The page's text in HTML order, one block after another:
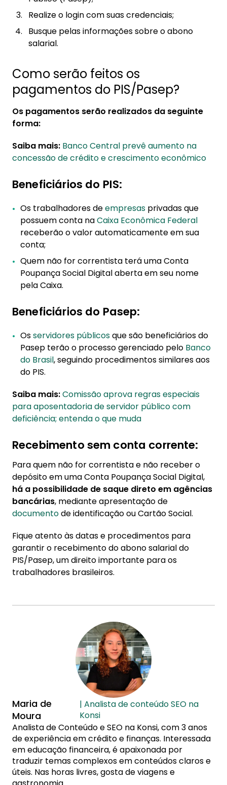
Realize o login com suas credenciais;
Busque pelas informações sobre o abono
salarial.
Como serão feitos os
pagamentos do PIS/Pasep?
Os pagamentos serão realizados da seguinte
forma:
Saiba mais: Banco Central prevê aumento na
concessão de crédito e crescimento econômico
Beneficiários do PIS:
Os trabalhadores deempresas privadas que
possuem conta naCaixa Econômica Federal
receberão o valor automaticamente em sua
conta;
Quem não for correntista terá uma Conta
Poupança Social Digital aberta em seu nome
pela Caixa.
Beneficiários do Pasep:
Osservidores públicosque são beneficiários do
Pasep terão o processo gerenciado pelo Banco
do Brasil, seguindo procedimentos similares aos
do PIS.
Saiba mais:Comissão aprova regras especiais
para aposentadoria de servidor público com
deficiência; entenda o que muda
Recebimento sem conta corrente:
Para quem não for correntista e não receber o
depósito em uma Conta Poupança Social Digital,
há a possibilidade de saque direto em agências
bancárias, mediante apresentação de
documentode identificação ou Cartão Social.
Fique atento às datas e procedimentos para
garantir o recebimento do abono salarial do
PIS/Pasep, um direito importante para os
trabalhadores brasileiros.
Maria de
Moura
| Analista de conteúdo SEO na
Konsi
Analista de Conteúdo e SEO na Konsi, com 3 anos
de experiência em crédito e finanças. Interessada
em educação financeira, é apaixonada por
traduzir temas complexos em conteúdos claros e
úteis. Nas horas livres, gosta de viagens e